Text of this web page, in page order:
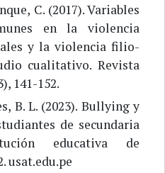
C. (2017). Variables
en la violencia
y la violencia filio-
cualitativo. Revista
141-152.
B. L. (2023). Bullying y
de secundaria
educativa de
usat.edu.pe